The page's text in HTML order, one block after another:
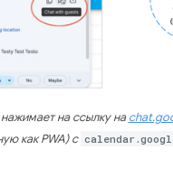
на ссылку на
как PWA) с